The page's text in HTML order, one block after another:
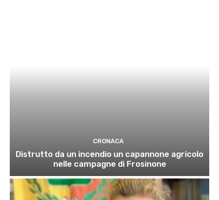
CRONACA
Distrutto da un incendio un capannone agricolo
nelle campagne di Frosinone